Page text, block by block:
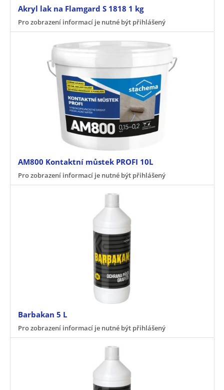
Akryl lak na Flamgard S 1818 1 kg
Pro zobrazení informací je nutné být přihlášený
AM800 Kontaktní můstek PROFI 10L
Pro zobrazení informací je nutné být přihlášený
Barbakan 5 L
Pro zobrazení informací je nutné být přihlášený